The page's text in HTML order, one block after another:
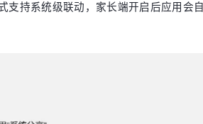
持系统级联动，家长端开启后应用会